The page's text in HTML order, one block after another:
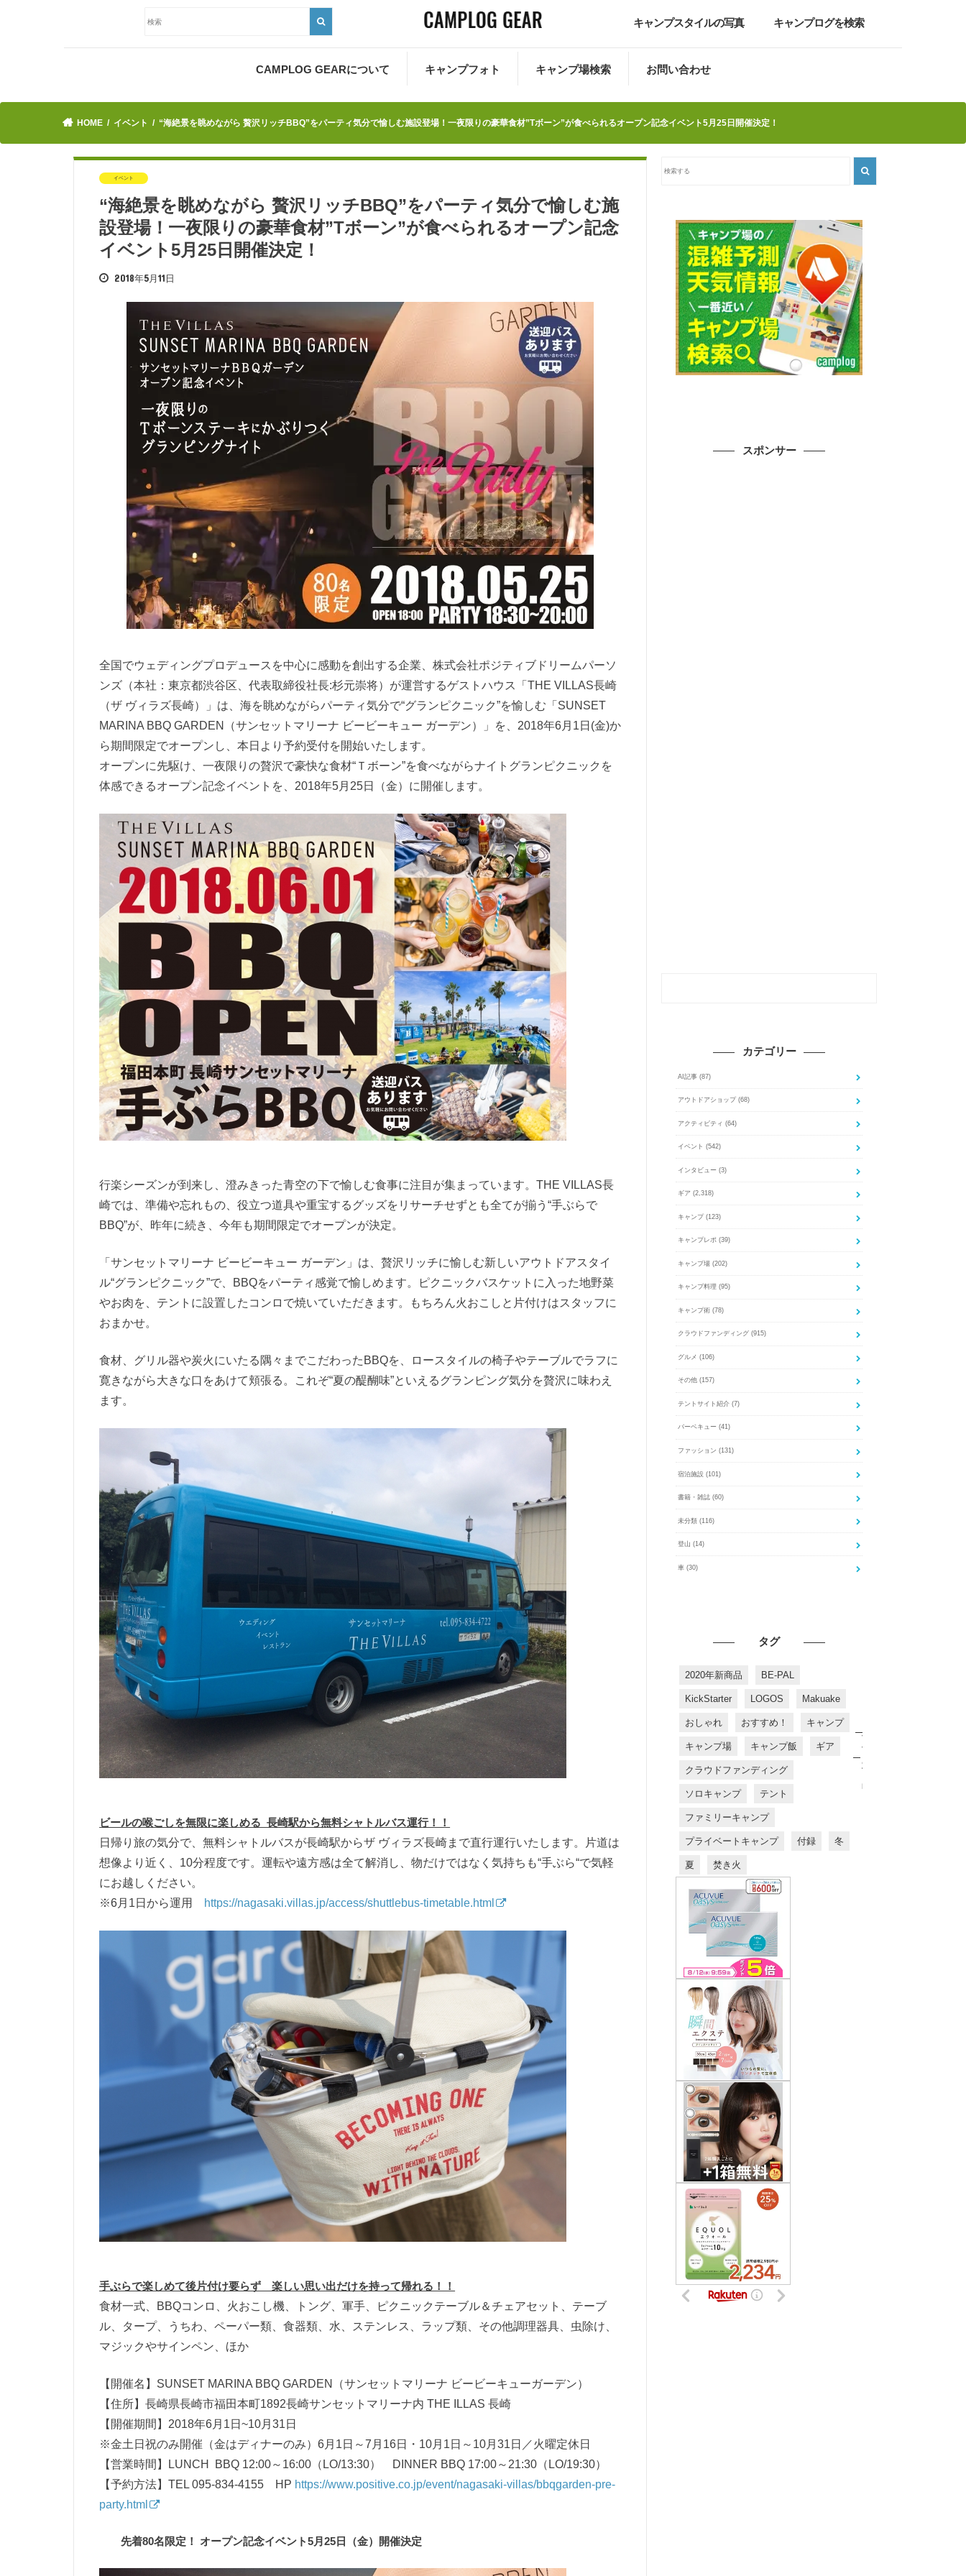
キャンプスタイルの写真 キャンプログを検索
CAMPLOG GEARについて キャンプフォト キャンプ場検索 お問い合わせ
HOME イベント “海絶景を眺めながら 贅沢リッチBBQ”をパーティ気分で愉しむ施設登場！一夜限りの豪華食材”Tボーン”が食べられるオープン記念イベント5月25日開催決定！
イベント
“海絶景を眺めながら 贅沢リッチBBQ”をパーティ気分で愉しむ施
設登場！一夜限りの豪華食材”Tボーン”が食べられるオープン記念
イベント5月25日開催決定！
2018年5月11日
全国でウェディングプロデュースを中心に感動を創出する企業、株式会社ポジティブドリームパーソ
ンズ（本社：東京都渋谷区、代表取締役社長:杉元崇将）が運営するゲストハウス「THE VILLAS長崎
（ザ ヴィラズ長崎）」は、海を眺めながらパーティ気分で“グランピクニック”を愉しむ「SUNSET
MARINA BBQ GARDEN（サンセットマリーナ ビービーキュー ガーデン）」を、2018年6月1日(金)か
ら期間限定でオープンし、本日より予約受付を開始いたします。
オープンに先駆け、一夜限りの贅沢で豪快な食材“Ｔボーン”を食べながらナイトグランピクニックを
体感できるオープン記念イベントを、2018年5月25日（金）に開催します。
行楽シーズンが到来し、澄みきった青空の下で愉しむ食事に注目が集まっています。THE VILLAS長
崎では、準備や忘れもの、役立つ道具や重宝するグッズをリサーチせずとも全てが揃う“手ぶらで
BBQ”が、昨年に続き、今年も期間限定でオープンが決定。
「サンセットマリーナ ビービーキュー ガーデン」は、贅沢リッチに愉しむ新しいアウトドアスタイ
ル“グランピクニック”で、BBQをパーティ感覚で愉しめます。ピクニックバスケットに入った地野菜
やお肉を、テントに設置したコンロで焼いていただきます。もちろん火おこしと片付けはスタッフに
おまかせ。
食材、グリル器や炭火にいたる隅々までこだわったBBQを、ロースタイルの椅子やテーブルでラフに
寛きながら大きな口をあけて頬張る。これぞ“夏の醍醐味”といえるグランピング気分を贅沢に味わえ
ます。
ビールの喉ごしを無限に楽しめる 長崎駅から無料シャトルバス運行！！
日帰り旅の気分で、無料シャトルバスが長崎駅からザ ヴィラズ長崎まで直行運行いたします。片道は
想像より近く、10分程度です。運転や遠方感は全て解消し、物だけではなく気持ちも“手ぶら“で気軽
にお越しください。
※6月1日から運用
https://nagasaki.villas.jp/access/shuttlebus-timetable.html
手ぶらで楽しめて後片付け要らず 楽しい思い出だけを持って帰れる！！
食材一式、BBQコンロ、火おこし機、トング、軍手、ピクニックテーブル＆チェアセット、テーブ
ル、タープ、うちわ、ペーパー類、食器類、水、ステンレス、ラップ類、その他調理器具、虫除け、
マジックやサインペン、ほか
【開催名】SUNSET MARINA BBQ GARDEN（サンセットマリーナ ビービーキューガーデン）
【住所】長崎県長崎市福田本町1892長崎サンセットマリーナ内 THE ILLAS 長崎
【開催期間】2018年6月1日~10月31日
※金土日祝のみ開催（金はディナーのみ）6月1日～7月16日・10月1日～10月31日／火曜定休日
【営業時間】LUNCH BBQ 12:00～16:00（LO/13:30） DINNER BBQ 17:00～21:30（LO/19:30）
【予約方法】TEL 095-834-4155 HP https://www.positive.co.jp/event/nagasaki-villas/bbqgarden-pre-
party.html
先着80名限定！ オープン記念イベント5月25日（金）開催決定
スポンサー
カテゴリー
AI記事 (87)
アウトドアショップ (68)
アクティビティ (64)
イベント (542)
インタビュー (3)
ギア (2,318)
キャンプ (123)
キャンプレポ (39)
キャンプ場 (202)
キャンプ料理 (95)
キャンプ術 (78)
クラウドファンディング (915)
グルメ (106)
その他 (157)
テントサイト紹介 (7)
バーベキュー (41)
ファッション (131)
宿泊施設 (101)
書籍・雑誌 (60)
未分類 (116)
登山 (14)
車 (30)
タグ
2020年新商品 BE-PAL
KickStarter LOGOS Makuake
おしゃれ おすすめ！ キャンプ
キャンプ場 キャンプ飯 ギア
クラウドファンディング
ソロキャンプ テント
ファミリーキャンプ
プライベートキャンプ 付録 冬
夏 焚き火
す
す
め
商
品